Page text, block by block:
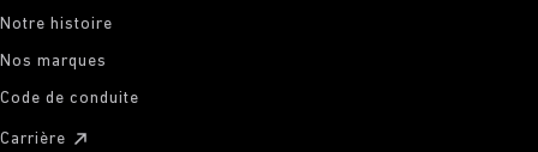
Notre histoire
Nos marques
Code de conduite
Carrière